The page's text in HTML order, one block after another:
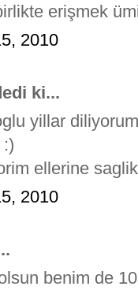
erişmek
2010
ki...
yillar
ellerine
2010
benim de